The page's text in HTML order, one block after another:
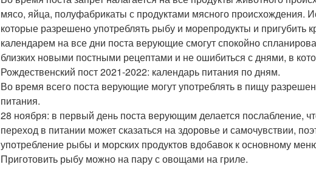
мясо, яйца, полуфабрикаты с продуктами мясного происхождения.
которые разрешено употреблять рыбу и морепродукты и пригубить
календарем на все дни поста верующие смогут спокойно
близких новыми постными рецептами и не ошибиться с днями, в
Рождественский пост 2021-2022: календарь питания по дням.
Во время всего поста верующие могут употреблять в пищу
питания.
28 ноября: в первый день поста верующим делается послабление,
переход в питании может сказаться на здоровье и самочувствии,
употребление рыбы и морских продуктов вдобавок к основному
Приготовить рыбу можно на пару с овощами на гриле.